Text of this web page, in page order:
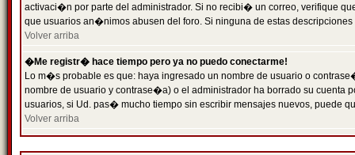
activaci�n por parte del administrador. Si no recibi� un correo, verifique
que usuarios an�nimos abusen del foro. Si ninguna de estas
Volver arriba
�Me registr� hace tiempo pero ya no puedo conectarme!
Lo m�s probable es que: haya ingresado un nombre de usuario o
nombre de usuario y contrase�a) o el administrador ha borrado su
usuarios, si Ud. pas� mucho tiempo sin escribir mensajes nuevos, puede
Volver arriba